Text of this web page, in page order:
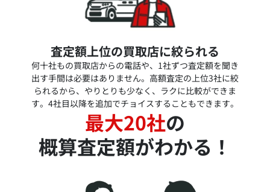
査定額上位の買取店に絞られる
何十社もの買取店からの電話や、1社ずつ査定額を聞き
出す手間は必要はありません。高額査定の上位3社に絞
られるから、やりとりも少なく、ラクに比較ができま
す。4社目以降を追加でチョイスすることもできます。
最大20社の
概算査定額がわかる！